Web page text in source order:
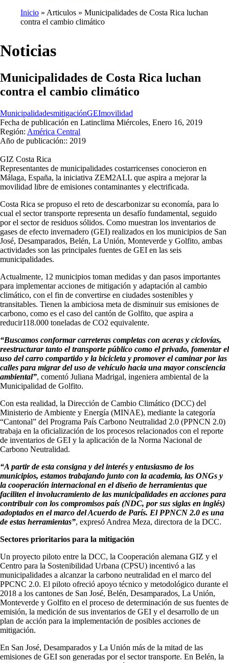
Ruta
navegación
Inicio Articulos
Municipalidades de Costa Rica luchan
contra el cambio climático
Noticias
Municipalidades de Costa Rica luchan
contra el cambio climático
MunicipalidadesmitigaciónGEImovilidad
Fecha de publicación en Latinclima Miércoles, Enero 16, 2019
Región: América Central
Año de publicación:: 2019
GIZ Costa Rica
Representantes de municipalidades costarricenses conocieron en
Málaga, España, la iniciativa ZEM2ALL que aspira a mejorar la
movilidad libre de emisiones contaminantes y electrificada.
Costa Rica se propuso el reto de descarbonizar su economía, para lo
cual el sector transporte representa un desafío fundamental, seguido
por el sector de residuos sólidos. Como muestran los inventarios de
gases de efecto invernadero (GEI) realizados en los municipios de San
José, Desamparados, Belén, La Unión, Monteverde y Golfito, ambas
actividades son las principales fuentes de GEI en las seis
municipalidades.
Actualmente, 12 municipios toman medidas y dan pasos importantes
para implementar acciones de mitigación y adaptación al cambio
climático, con el fin de convertirse en ciudades sostenibles y
transitables. Tienen la ambiciosa meta de disminuir sus emisiones de
carbono, como es el caso del cantón de Golfito, que aspira a
reducir118.000 toneladas de CO2 equivalente.
“Buscamos conformar carreteras completas con aceras y ciclovías,
reestructurar tanto el transporte público como el privado, fomentar el
uso del carro compartido y la bicicleta y promover el caminar por las
calles para migrar del uso de vehículo hacia una mayor consciencia
ambiental”, comentó Juliana Madrigal, ingeniera ambiental de la
Municipalidad de Golfito.
Con esta realidad, la Dirección de Cambio Climático (DCC) del
Ministerio de Ambiente y Energía (MINAE), mediante la categoría
“Cantonal” del Programa País Carbono Neutralidad 2.0 (PPNCN 2.0)
trabaja en la oficialización de los procesos relacionados con el reporte
de inventarios de GEI y la aplicación de la Norma Nacional de
Carbono Neutralidad.
“A partir de esta consigna y del interés y entusiasmo de los
municipios, estamos trabajando junto con la academia, las ONGs y
la cooperación internacional en el diseño de herramientas que
faciliten el involucramiento de las municipalidades en acciones para
contribuir con los compromisos país (NDC, por sus siglas en inglés)
adoptados en el marco del Acuerdo de París. El PPNCN 2.0 es una
de estas herramientas”, expresó Andrea Meza, directora de la DCC.
Sectores prioritarios para la mitigación
Un proyecto piloto entre la DCC, la Cooperación alemana GIZ y el
Centro para la Sostenibilidad Urbana (CPSU) incentivó a las
municipalidades a alcanzar la carbono neutralidad en el marco del
PPCNC 2.0. El piloto ofreció apoyo técnico y metodológico durante el
2018 a los cantones de San José, Belén, Desamparados, La Unión,
Monteverde y Golfito en el proceso de determinación de sus fuentes de
emisión, la medición de sus inventarios de GEI y el desarrollo de un
plan de acción para la implementación de posibles acciones de
mitigación.
En San José, Desamparados y La Unión más de la mitad de las
emisiones de GEI son generadas por el sector transporte. En Belén, la